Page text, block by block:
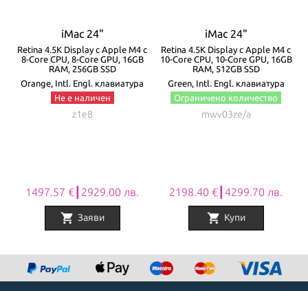
iMac 24"
Retina 4.5K Display с Apple M4 с
8-Core CPU, 8-Core GPU, 16GB
RAM, 256GB SSD
Orange, Intl. Engl. клавиатура
Не е наличен
z1e8
1497.57 €┃2929.00 лв.
shopping_cart Заяви
iMac 24"
Retina 4.5K Display с Apple M4 с
10-Core CPU, 10-Core GPU, 16GB
RAM, 512GB SSD
Green, Intl. Engl. клавиатура
Ограничено количество
mwv03ze/a
2198.40 €┃4299.70 лв.
shopping_cart Купи
8